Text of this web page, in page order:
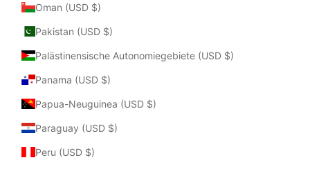
Oman (USD $)
Pakistan (USD $)
Palästinensische Autonomiegebiete (USD $)
Panama (USD $)
Papua-Neuguinea (USD $)
Paraguay (USD $)
Peru (USD $)